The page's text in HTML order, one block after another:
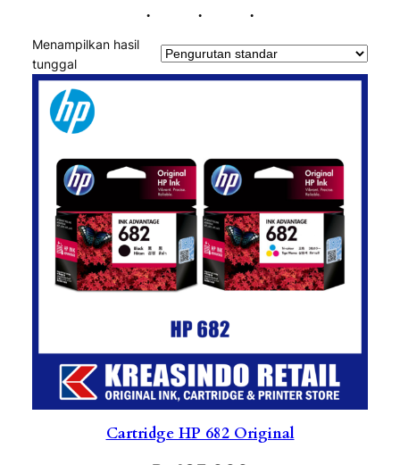
Menampilkan hasil
tunggal
Cartridge HP 682 Original